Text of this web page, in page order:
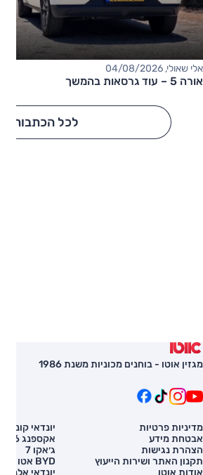
אלי שאולי, 04/08/2026
אורה 5 – עוד גרסאות בהמשך
לכל הכתבות
מגזין אוטו - בוחנים מכוניות משנת 1986
מדיניות פרטיות
אבטחת מידע
הצהרת נגישות
תקנון האתר ושירות הייעוץ
אודות אוטו
יונדאי קונה
אקספנג G6
ג׳אקו 7
BYD אטו 3
יונדאי אלנטרה